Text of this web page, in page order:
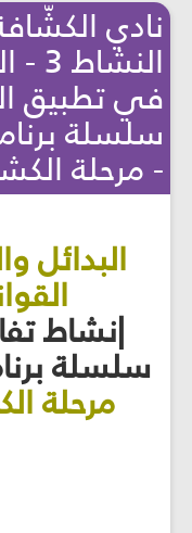
نادي
في تطبيق
سلسلة
- مرحلة
البدائل
|نشاط
سلسلة
مرحلة